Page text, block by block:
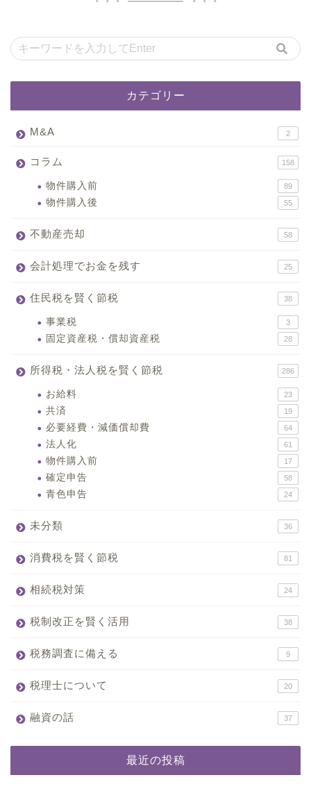
カテゴリー
M&A 2
コラム 158
物件購入前 89
物件購入後 55
不動産売却 58
会計処理でお金を残す 25
住民税を賢く節税 38
事業税 3
固定資産税・償却資産税 28
所得税・法人税を賢く節税 286
お給料 23
共済 19
必要経費・減価償却費 64
法人化 61
物件購入前 17
確定申告 58
青色申告 24
未分類 36
消費税を賢く節税 81
相続税対策 24
税制改正を賢く活用 38
税務調査に備える 9
税理士について 20
融資の話 37
最近の投稿